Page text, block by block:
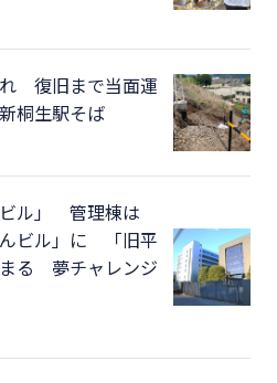
復旧まで当面運
桐生駅そば
ル」 管理棟は
んビル」に 「旧平
る 夢チャレンジ